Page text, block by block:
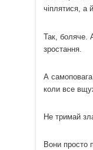
чіплятися, а
Так, боляче.
зростання.
А
коли все
Не тримай
Вони просто